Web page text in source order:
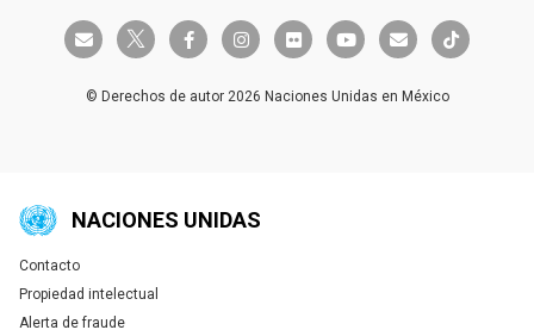
envelopetwitter-x facebook-finstagramflickr youtube envelopetiktok
© Derechos de autor 2026 Naciones Unidas en México
NACIONES UNIDAS
Global U.N. menu
Contacto
Propiedad intelectual
Alerta de fraude